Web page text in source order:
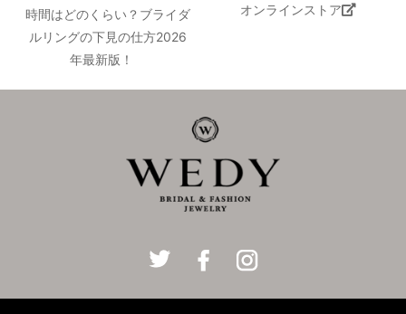
時間はどのくらい？ブライダ
ルリングの下見の仕方2026
年最新版！
オンラインストア